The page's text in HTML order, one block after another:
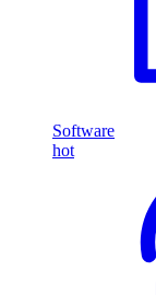
Software
hot